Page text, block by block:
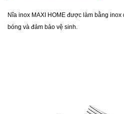
Nĩa inox MAXI HOME được làm bằng inox
bóng và đảm bảo vệ sinh.